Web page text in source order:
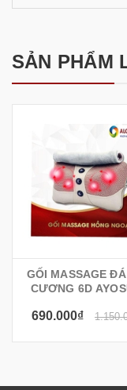
SẢN PHẨM
GỐI MASSAGE
CƯƠNG 6D
690.000₫